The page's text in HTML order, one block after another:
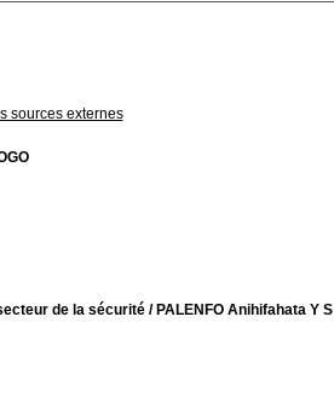
sources externes
de la sécurité/ PALENFO Anihifahata Y S